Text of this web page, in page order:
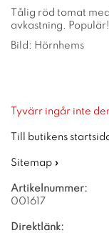
Tålig röd tomat
avkastning.
Bild: Hörnhems
Tyvärr ingår inte
Till butikens
Sitemap »
Artikelnummer:
001617
Direktlänk: